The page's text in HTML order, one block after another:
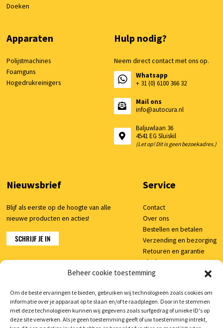
Beheer cookie toestemming
Om de beste ervaringen te bieden, gebruiken wij technologieën zoals cookies om
informatie over je apparaat op te slaan en/of te raadplegen. Door in te stemmen
met deze technologieën kunnen wij gegevens zoals surfgedrag of unieke ID's op
deze site verwerken. Als je geen toestemming geeft of uw toestemming intrekt,
Doeken
Apparaten
Polijstmachines
Foamguns
Hogedrukreinigers
Hulp nodig?
Neem direct contact met ons op.
Whatsapp
+ 31 (0) 6100 366 32
Mail ons
info@autocura.nl
Baljuwlaan 36
4541 EG Sluiskil
(Let op! Dit is geen bezoekadres.)
Nieuwsbrief
Blijf als eerste op de hoogte van alle
nieuwe producten en acties!
SCHRIJF JE IN
Service
Contact
Over ons
Bestellen en betalen
Verzending en bezorging
Retouren en garantie
Klachten
Veelgestelde vragen
Shop